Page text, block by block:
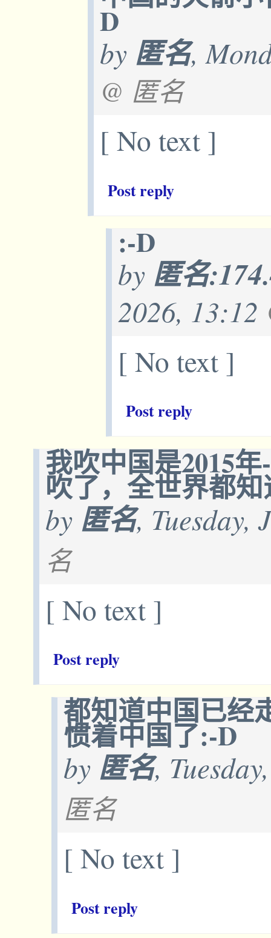
D
by 匿名,
@ 匿名
[ No text ]
Post reply
:-D
by 匿名
2026, 13:12
[ No text ]
Post reply
我吹中国是2015
吹了，全世界都
by 匿名, Tuesday,
名
[ No text ]
Post reply
都知道中国已经
惯着中国了:-D
by 匿名,
匿名
[ No text ]
Post reply